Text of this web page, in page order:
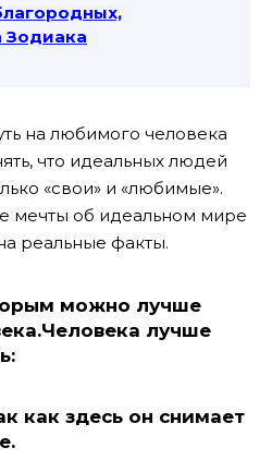
Зодиака
на любимого человека
что идеальных людей
«свои» и «любимые».
мечты об идеальном мире
реальные факты.
можно лучше
лучше
как здесь он снимает